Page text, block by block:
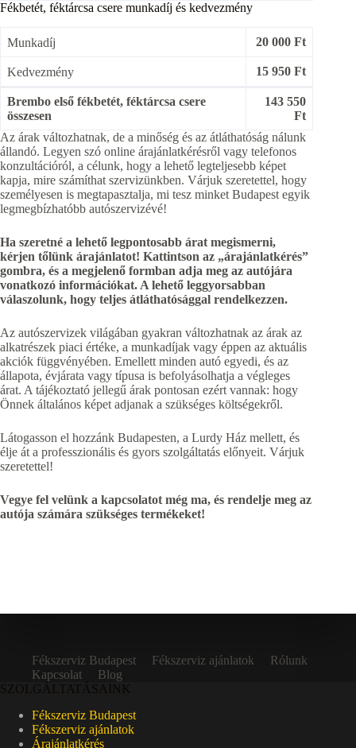
Fékbetét, féktárcsa csere munkadíj és kedvezmény
Munkadíj 20 000 Ft
Kedvezmény 15 950 Ft
Brembo első fékbetét, féktárcsa csere
összesen
143 550
Ft
Az árak változhatnak, de a minőség és az átláthatóság nálunk
állandó. Legyen szó online árajánlatkérésről vagy telefonos
konzultációról, a célunk, hogy a lehető legteljesebb képet
kapja, mire számíthat szervizünkben. Várjuk szeretettel, hogy
személyesen is megtapasztalja, mi tesz minket Budapest egyik
legmegbízhatóbb autószervizévé!
Ha szeretné a lehető legpontosabb árat megismerni,
kérjen tőlünk árajánlatot! Kattintson az „árajánlatkérés”
gombra, és a megjelenő formban adja meg az autójára
vonatkozó információkat. A lehető leggyorsabban
válaszolunk, hogy teljes átláthatósággal rendelkezzen.
Az autószervizek világában gyakran változhatnak az árak az
alkatrészek piaci értéke, a munkadíjak vagy éppen az aktuális
akciók függvényében. Emellett minden autó egyedi, és az
állapota, évjárata vagy típusa is befolyásolhatja a végleges
árat. A tájékoztató jellegű árak pontosan ezért vannak: hogy
Önnek általános képet adjanak a szükséges költségekről.
Látogasson el hozzánk Budapesten, a Lurdy Ház mellett, és
élje át a professzionális és gyors szolgáltatás előnyeit. Várjuk
szeretettel!
Vegye fel velünk a kapcsolatot még ma, és rendelje meg az
autója számára szükséges termékeket!
Fékszerviz Budapest Fékszerviz ajánlatok
Rólunk
Kapcsolat
Blog
SZOLGÁLTATÁSAINK
Fékszerviz Budapest
Fékszerviz ajánlatok
Árajánlatkérés